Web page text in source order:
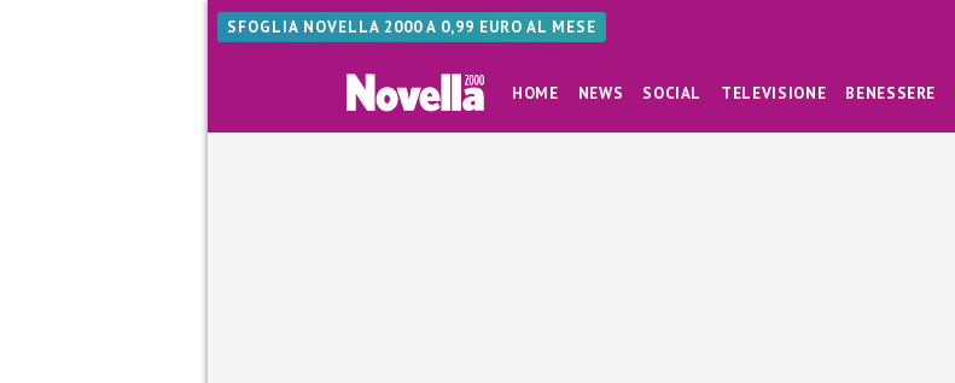
SFOGLIA NOVELLA 2000 A 0,99 EURO AL MESE
HOME NEWS SOCIAL TELEVISIONE BENESSERE